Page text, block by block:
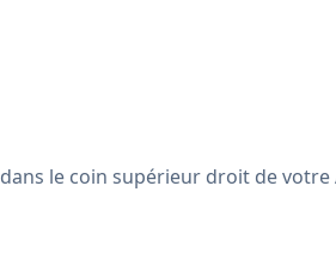
dans le coin supérieur droit de